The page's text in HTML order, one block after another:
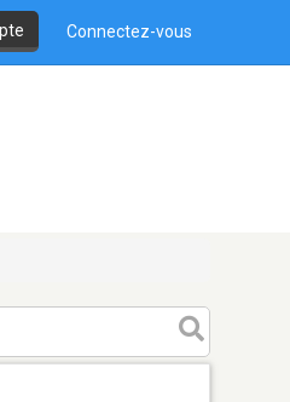
Connectez-vous